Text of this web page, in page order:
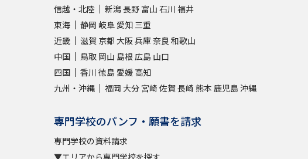
信越・北陸
新潟長野 富山 石川 福井
東海
静岡 岐阜 愛知 三重
近畿
滋賀 京都 大阪兵庫奈良 和歌山
中国
鳥取 岡山 島根 広島 山口
四国
香川 徳島 愛媛 高知
九州・沖縄
福岡 大分 宮崎 佐賀 長崎 熊本 鹿児島沖縄
専門学校のパンフ・願書を請求
専門学校の資料請求
▼エリアから専門学校を探す